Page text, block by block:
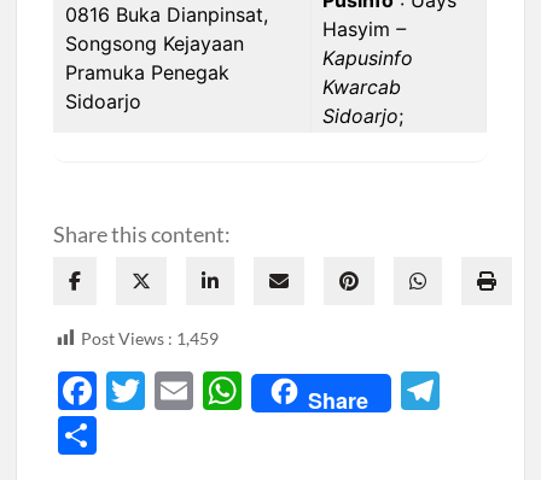
Hasyim–
Kapusinfo
Kwarcab
Sidoarjo;
Share this content:
Post Views : 1,459
F
T
E
W
Share